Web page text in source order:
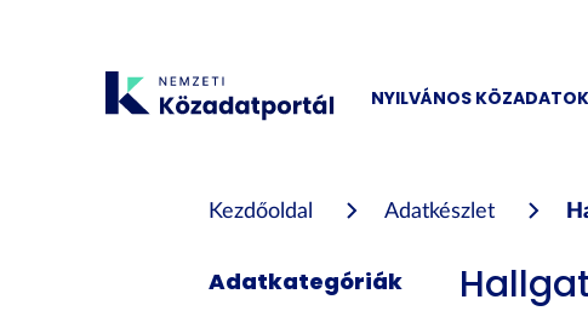
NYILVÁNOS KÖZADATOK
Kezdőoldal Adatkészlet
Adatkategóriák